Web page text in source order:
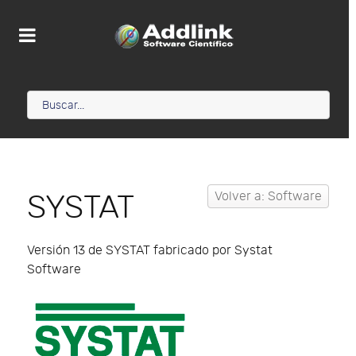
Volver a: Software
SYSTAT
Versión 13 de SYSTAT fabricado por Systat
Software